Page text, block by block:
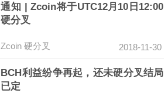
通知 | Zcoin将于UTC12月10日12:00
硬分叉
Zcoin 硬分叉 2018-11-30
BCH利益纷争再起，还未硬分叉结局
已定